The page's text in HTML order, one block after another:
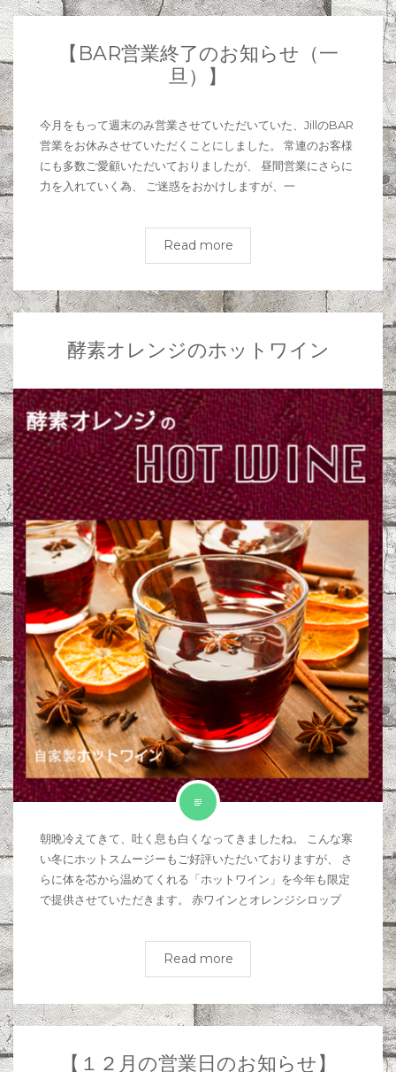
【BAR営業終了のお知らせ（一
旦）】
今月をもって週末のみ営業させていただいていた、JillのBAR
営業をお休みさせていただくことにしました。 常連のお客様
にも多数ご愛顧いただいておりましたが、 昼間営業にさらに
力を入れていく為、 ご迷惑をおかけしますが、一
Read more
酵素オレンジのホットワイン
朝晩冷えてきて、吐く息も白くなってきましたね。 こんな寒
い冬にホットスムージーもご好評いただいておりますが、 さ
らに体を芯から温めてくれる「ホットワイン」を今年も限定
で提供させていただきます。 赤ワインとオレンジシロップ
Read more
【１２月の営業日のお知らせ】